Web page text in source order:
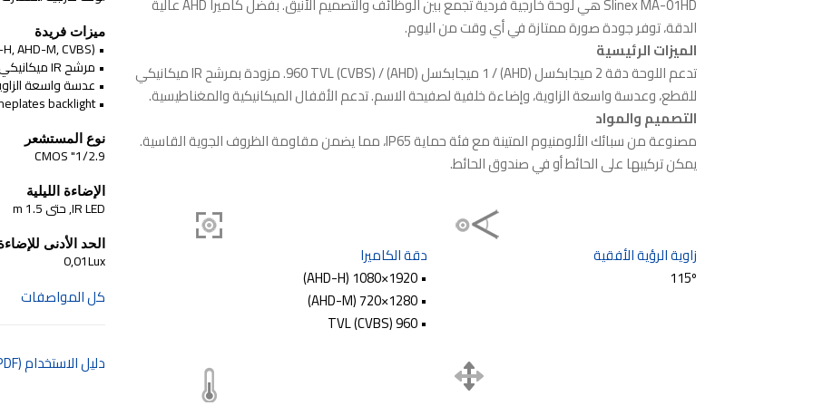
الدقة، توفر جودة صورة ممتازة في أي وقت من اليوم.
الميزات الرئيسية
تدعم اللوحة دقة 2 ميجابكسل (AHD) / 1 ميجابكسل (AHD) / 960 TVL (CVBS). مزودة بمرشح IR ميكانيكي
للقطع، وعدسة واسعة الزاوية، وإضاءة خلفية لصفيحة الاسم. تدعم الأقفال الميكانيكية والمغناطيسية.
التصميم والمواد
مصنوعة من سبائك الألومنيوم المتينة مع فئة حماية IP65، مما يضمن مقاومة الظروف الجوية القاسية.
يمكن تركيبها على الحائط أو في صندوق الحائط.
زاوية الرؤية الأفقية
115º
دقة الكاميرا
• 1920×1080 (AHD-H)
• 1280×720 (AHD-M)
• 960 TVL (CVBS)
ميزات فريدة
• Camera operation modes switcher (AHD-H, AHD-M, CVBS)
• مرشح IR ميكانيكي
• عدسة واسعة
• Nameplates backlight
نوع المستشعر
1/2.9" CMOS
الإضاءة الليلية
IR LED, حتى 1.5 m
الحد الأدنى
0,01Lux
كل المواصفات
دليل الاستخدام (PDF)